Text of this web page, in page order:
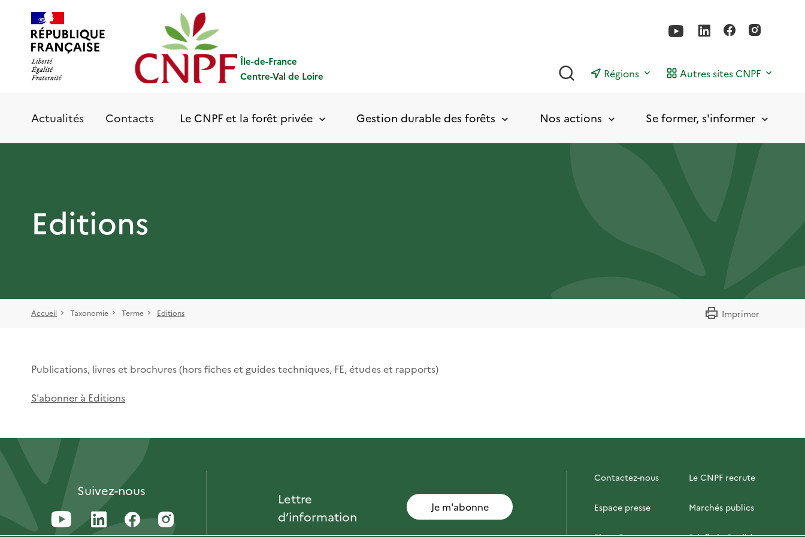
contenu
principal
Île-de-France
Centre-Val de Loire
Rechercher
Régions Autres sites CNPF
Actualités Contacts Le CNPF et la forêt privée Gestion durable des forêts Nos actions Se former, s'informer
Editions
Accueil Taxonomie Terme Editions Imprimer
Publications, livres et brochures (hors fiches et guides techniques, FE, études et rapports)
S'abonner à Editions
Suivez-nous
Lettre
d’information
Je m'abonne
Contactez-nous Le CNPF recrute
Espace presse Marchés publics